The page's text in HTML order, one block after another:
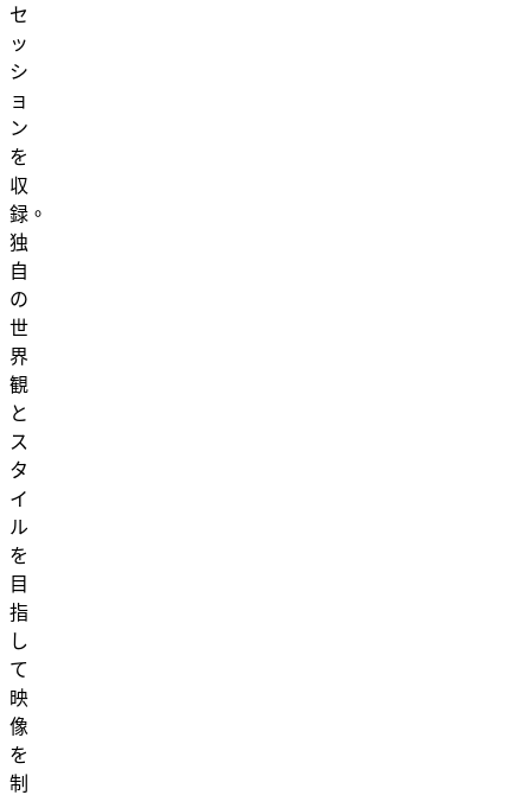
セ
ッ
シ
ョ
ン
を
収
録。
独
自
の
世
界
観
と
ス
タ
イ
ル
を
目
指
し
て
映
像
を
制